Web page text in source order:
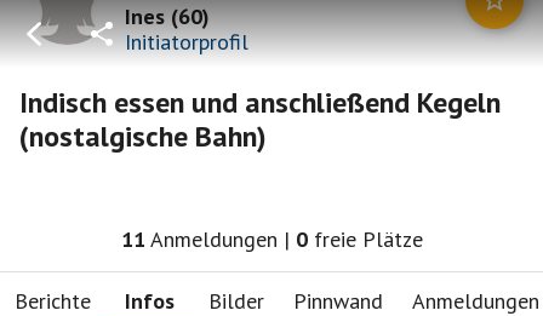
Ines(60)
Initiatorprofil
Indisch essen und anschließend Kegeln
(nostalgische Bahn)
11 Anmeldungen | 0 freie Plätze
Berichte Infos Bilder Pinnwand Anmeldungen